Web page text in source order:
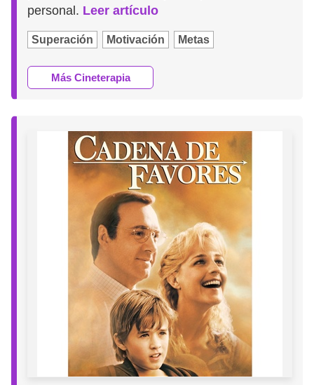
personal. Leer artículo
Superación Motivación Metas
Más Cineterapia